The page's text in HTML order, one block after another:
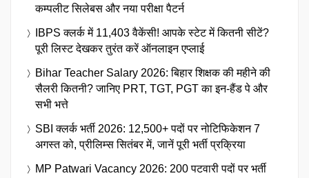
कम्पलीट सिलेबस और नया परीक्षा पैटर्न
IBPS क्लर्क में 11,403 वैकेंसी! आपके स्टेट में कितनी सीटें?
पूरी लिस्ट देखकर तुरंत करें ऑनलाइन एप्लाई
Bihar Teacher Salary 2026: बिहार शिक्षक की महीने की
सैलरी कितनी? जानिए PRT, TGT, PGT का इन-हैंड पे और
सभी भत्ते
SBI क्लर्क भर्ती 2026: 12,500+ पदों पर नोटिफिकेशन 7
अगस्त को, प्रीलिम्स सितंबर में, जानें पूरी भर्ती प्रक्रिया
MP Patwari Vacancy 2026: 200 पटवारी पदों पर भर्ती